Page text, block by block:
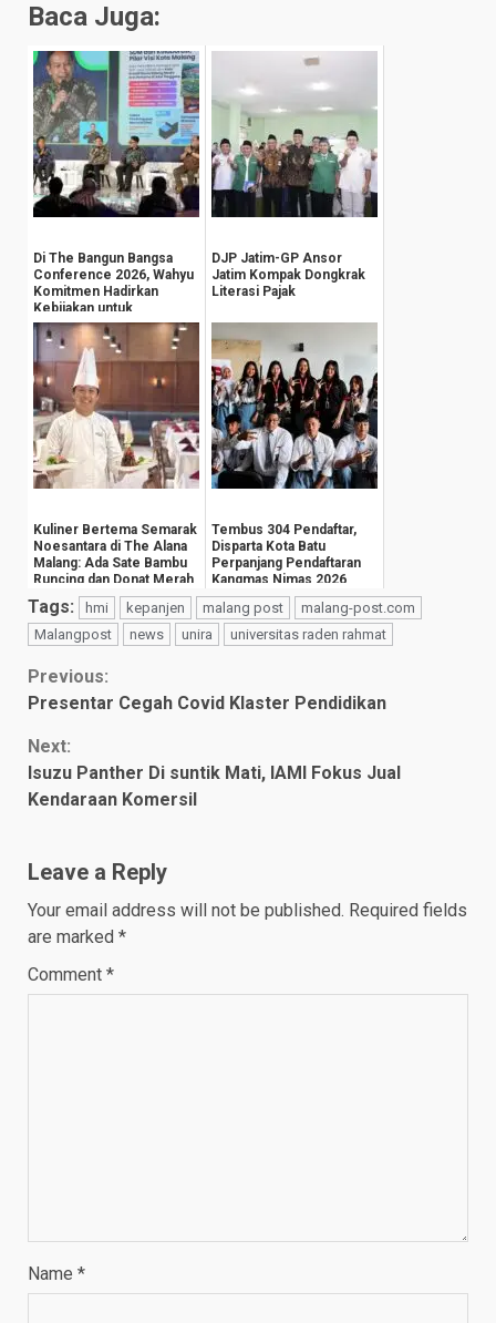
Baca Juga:
Di The Bangun Bangsa
Conference 2026, Wahyu
Komitmen Hadirkan
Kebijakan untuk
Kesejahteraan
Masyarak...
DJP Jatim-GP Ansor
Jatim Kompak Dongkrak
Literasi Pajak
Kuliner Bertema Semarak
Noesantara di The Alana
Malang: Ada Sate Bambu
Runcing dan Donat Merah
Putih
Tembus 304 Pendaftar,
Disparta Kota Batu
Perpanjang Pendaftaran
Kangmas Nimas 2026
Hingga 15 Agustus
Tags: hmi kepanjen malang post
malang-post.com
Malangpost
news unira universitas raden rahmat
Continue
Previous:
Presentar Cegah Covid Klaster Pendidikan
Next:
Isuzu Panther Di suntik Mati, IAMI Fokus Jual
Kendaraan Komersil
Leave a Reply
Your email address will not be published. Required fields
are marked *
Comment *
Name *